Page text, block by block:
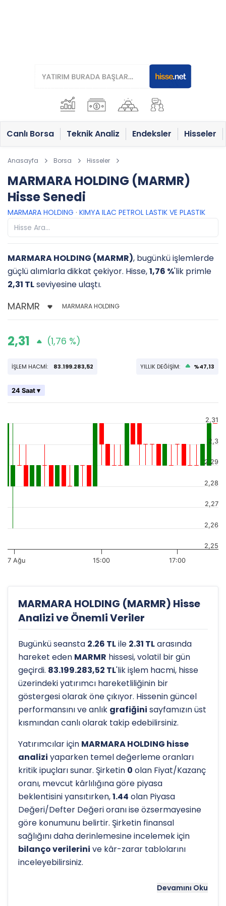
Canlı Borsa Teknik Analiz Endeksler Hisseler
Anasayfa Borsa Hisseler
MARMARA HOLDING (MARMR)
Hisse Senedi
MARMARA HOLDING · KIMYA ILAC PETROL LASTIK VE PLASTIK
MARMARA HOLDING (MARMR), bugünkü işlemlerde
güçlü alımlarla dikkat çekiyor. Hisse,1,76 %'lik primle
2,31 TLseviyesine ulaştı.
MARMARA HOLDING
2,31 (1,76 %)
İŞLEM HACMİ: 83.199.283,52 YILLIK DEĞİŞİM: %47,13
24 Saat ▾
7 Ağu 15:00 17:00
2,25
2,26
2,27
2,28
2,29
2,3
2,31
MARMARA HOLDING (MARMR) Hisse
Analizi ve Önemli Veriler
Bugünkü seansta 2.26 TLile 2.31 TLarasında
hareket eden MARMR hissesi, volatil bir gün
geçirdi. 83.199.283,52 TL'lik işlem hacmi, hisse
üzerindeki yatırımcı hareketliliğinin bir
göstergesi olarak öne çıkıyor. Hissenin güncel
performansını ve anlık grafiğini sayfamızın üst
kısmından canlı olarak takip edebilirsiniz.
Yatırımcılar için MARMARA HOLDING hisse
analizi yaparken temel değerleme oranları
kritik ipuçları sunar. Şirketin 0 olan Fiyat/Kazanç
oranı, mevcut kârlılığına göre piyasa
beklentisini yansıtırken,1.44 olan Piyasa
Değeri/Defter Değeri oranı ise özsermayesine
göre konumunu belirtir. Şirketin finansal
sağlığını daha derinlemesine incelemek için
bilanço verilerini ve kâr-zarar tablolarını
inceleyebilirsiniz.
Hissenin uzun vadeli trendini ve potansiyelDevamını Oku